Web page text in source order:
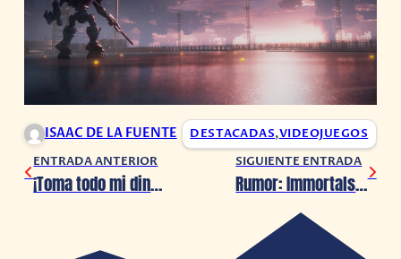
ISAAC DE LA FUENTE DESTACADAS,VIDEOJUEGOS
ENTRADA ANTERIOR
¡Toma todo mi dinero, Futurama y Fortnite anuncian crossover!
SIGUIENTE ENTRADA
Rumor: Immortals Fenyx Rising 2 ha sido cancelado